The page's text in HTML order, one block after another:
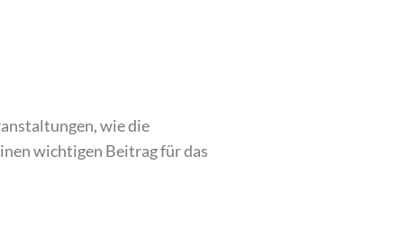
wie die
wichtigen Beitrag für das